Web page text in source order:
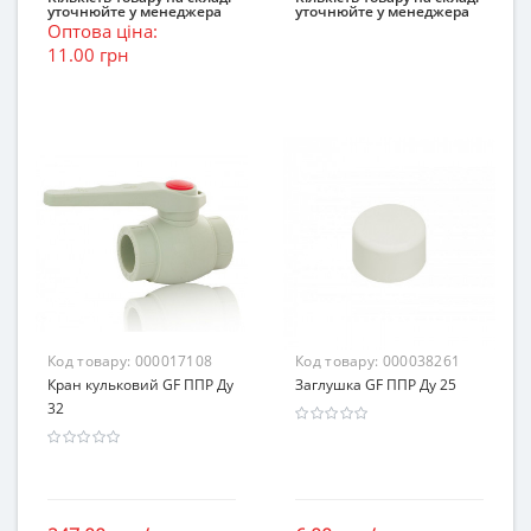
уточнюйте у менеджера
Оптова ціна:
11.00 грн
уточнюйте у менеджера
Код товару: 000017108
Кран кульковий GF ППР Ду
32
Код товару: 000038261
Заглушка GF ППР Ду 25